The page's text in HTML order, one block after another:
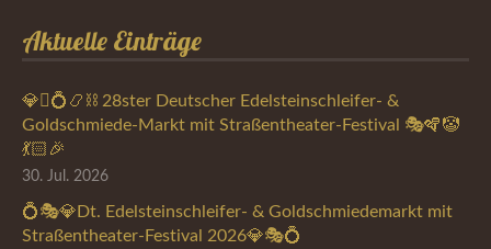
Aktuelle Einträge
💎🪎💍📿⛓️ 28ster Deutscher Edelsteinschleifer- &
Goldschmiede-Markt mit Straßentheater-Festival 🎭🪇🤡
💃🏻🎉
30. Jul. 2026
💍🎭💎Dt. Edelsteinschleifer- & Goldschmiedemarkt mit
Straßentheater-Festival 2026💎🎭💍